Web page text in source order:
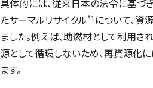
具体的には、従来日本の法令に基づ
たサーマルリサイクル*1 について、資
ました。例えば、助燃材として利用さ
源として循環しないため、再資源化
ます。